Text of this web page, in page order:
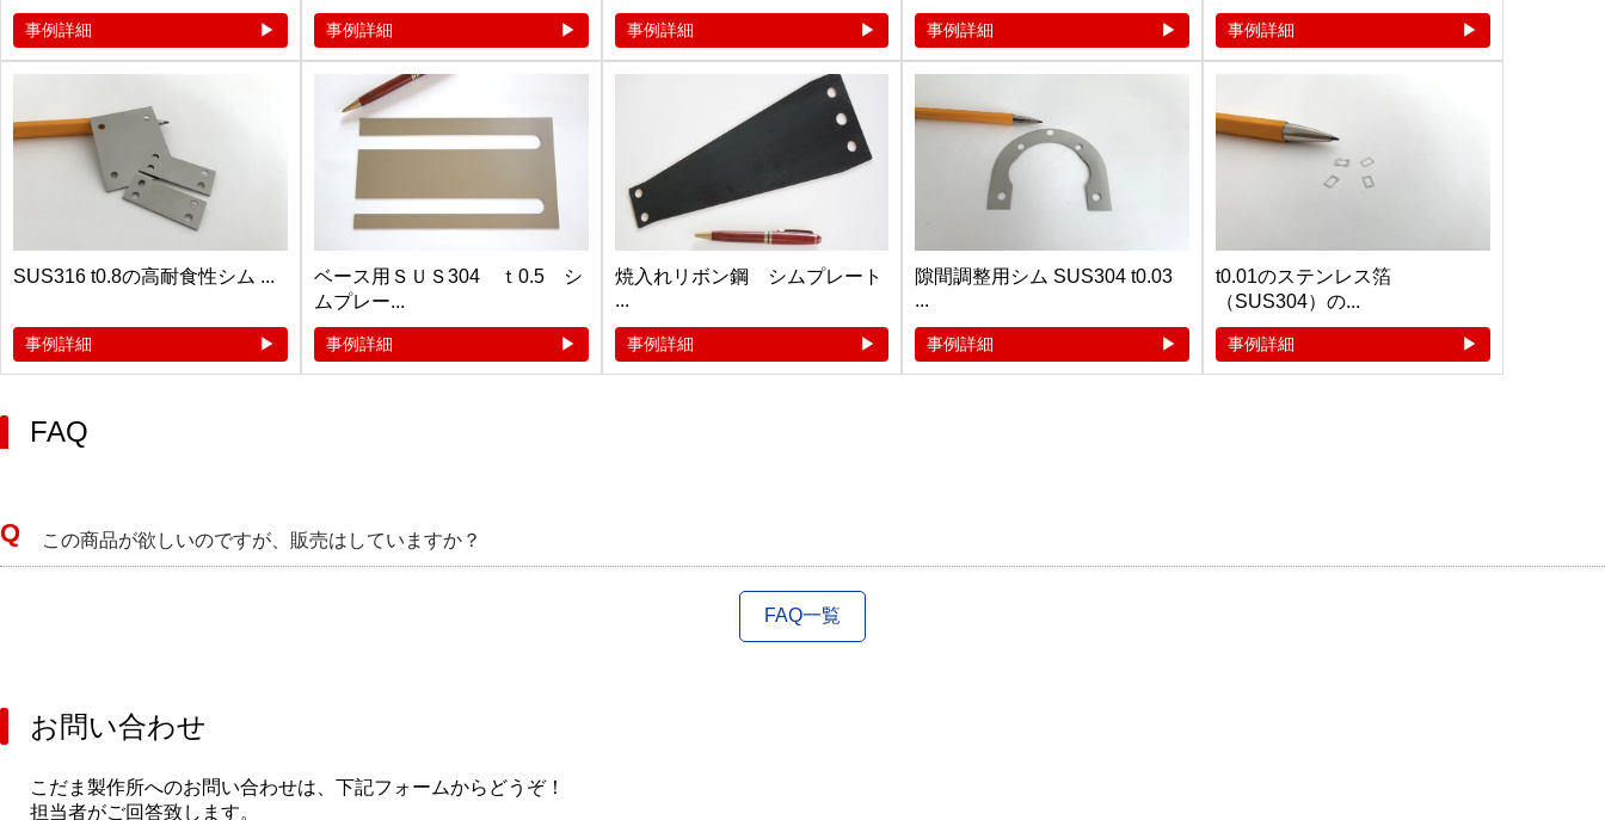
事例詳細 事例詳細 事例詳細 事例詳細 事例詳細
SUS316 t0.8の高耐食性シム ...
事例詳細
ベース用ＳＵＳ304 ｔ0.5 シ
ムプレー...
事例詳細
焼入れリボン鋼 シムプレート
...
事例詳細
隙間調整用シム SUS304 t0.03
...
事例詳細
t0.01のステンレス箔
（SUS304）の...
事例詳細
FAQ
この商品が欲しいのですが、販売はしていますか？
FAQ一覧
お問い合わせ
こだま製作所へのお問い合わせは、下記フォームからどうぞ！
担当者がご回答致します。